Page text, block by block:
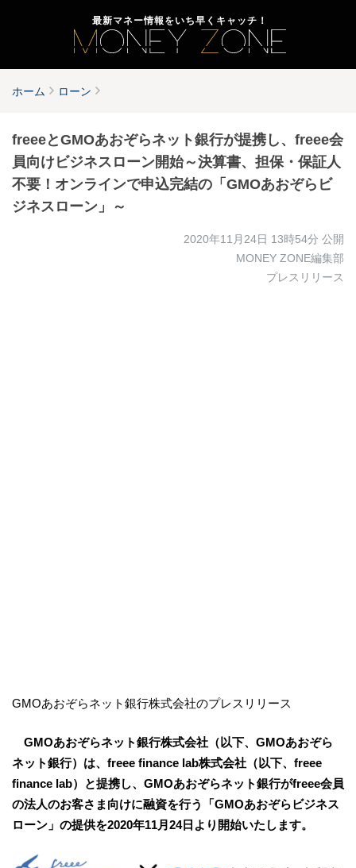
最新マネー情報をいち早くキャッチ！
ホーム ローン
freeeとGMOあおぞらネット銀行が提携し、freee会
員向けビジネスローン開始～決算書、担保・保証人
不要！オンラインで申込完結の「GMOあおぞらビ
ジネスローン」～
2020年11月24日 13時54分 公開
MONEY ZONE編集部
プレスリリース
GMOあおぞらネット銀行株式会社のプレスリリース
GMOあおぞらネット銀行株式会社（以下、GMOあおぞら
ネット銀行）は、freee finance lab株式会社（以下、freee
finance lab）と提携し、GMOあおぞらネット銀行がfreee会員
の法人のお客さま向けに融資を行う「GMOあおぞらビジネス
ローン」の提供を2020年11月24日より開始いたします。